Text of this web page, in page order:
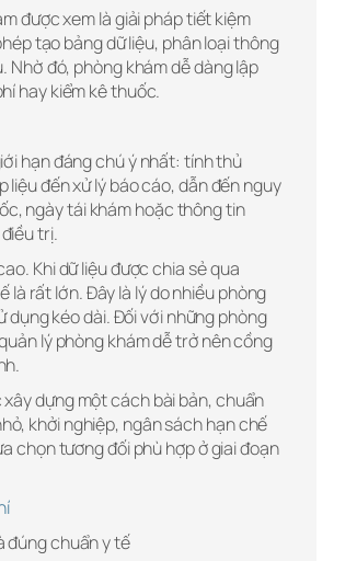
được xem là giải pháp tiết kiệm
tạo bảng dữ liệu, phân loại thông
đó, phòng khám dễ dàng lập
hay kiểm kê thuốc.
hạn đáng chú ý nhất: tính thủ
đến xử lý báo cáo, dẫn đến nguy
ngày tái khám hoặc thông tin
trị.
Khi dữ liệu được chia sẻ qua
là rất lớn. Đây là lý do nhiều phòng
dụng kéo dài. Đối với những phòng
lý phòng khám dễ trở nên cồng
dựng một cách bài bản, chuẩn
khởi nghiệp, ngân sách hạn chế
chọn tương đối phù hợp ở giai đoạn
đúng chuẩn y tế